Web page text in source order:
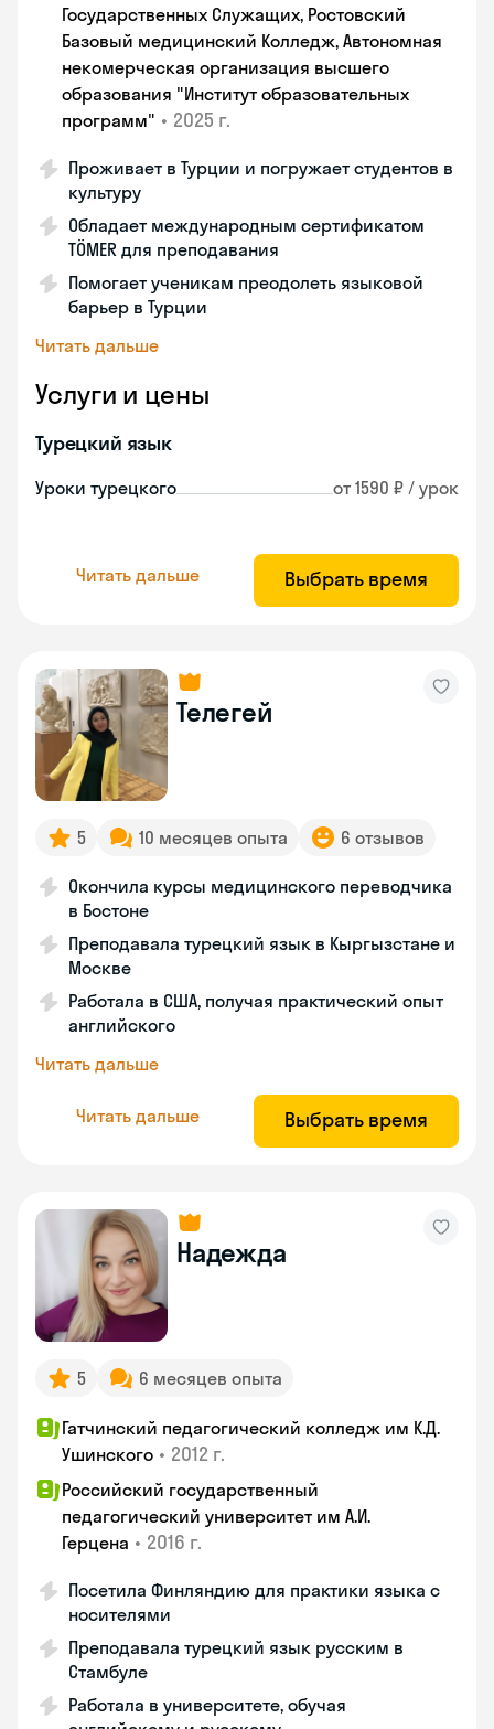
Государственных Служащих, Ростовский
Базовый медицинский Колледж, Автономная
некомерческая организация высшего
образования "Институт образовательных
программ" • 2025 г.
Проживает в Турции и погружает студентов в
культуру
Обладает международным сертификатом
TÖMER для преподавания
Помогает ученикам преодолеть языковой
барьер в Турции
Читать дальше
Услуги и цены
Турецкий язык
Уроки турецкого от 1590 ₽ / урок
Читать дальше Выбрать время
Телегей
5 10 месяцев опыта 6 отзывов
Окончила курсы медицинского переводчика
в Бостоне
Преподавала турецкий язык в Кыргызстане и
Москве
Работала в США, получая практический опыт
английского
Читать дальше
Читать дальше Выбрать время
Надежда
5 6 месяцев опыта
Гатчинский педагогический колледж им К.Д.
Ушинского • 2012 г.
Российский государственный
педагогический университет им А.И.
Герцена • 2016 г.
Посетила Финляндию для практики языка с
носителями
Преподавала турецкий язык русским в
Стамбуле
Работала в университете, обучая